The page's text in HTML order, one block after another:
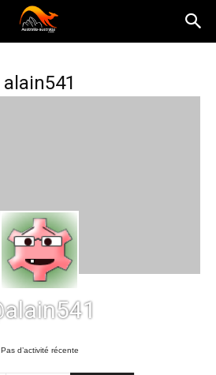
alain541
Pas d’activité récente